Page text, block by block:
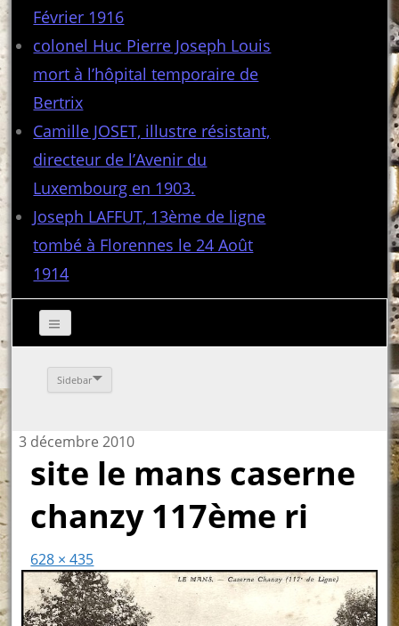
Février 1916
colonel Huc Pierre Joseph Louis
mort à l’hôpital temporaire de
Bertrix
Camille JOSET, illustre résistant,
directeur de l’Avenir du
Luxembourg en 1903.
Joseph LAFFUT, 13ème de ligne
tombé à Florennes le 24 Août
1914
Sidebar
3 décembre 2010
site le mans caserne
chanzy 117ème ri
628 × 435